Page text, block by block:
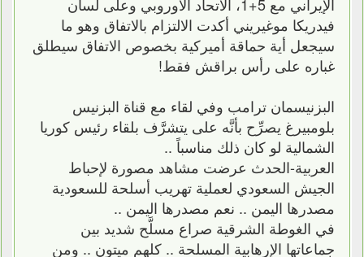
فيدريكا موغيريني أكدت الالتزام بالاتفاق وهو ما
سيجعل أية حماقة أميركية بخصوص الاتفاق سيطلق
غباره على رأس براقش فقط!
البزنيسمان ترامب وفي لقاء مع قناة البزنيس
بلومبيرغ يصرِّح بأنَّه على يتشرَّف بلقاء رئيس كوريا
الشمالية لو كان ذلك مناسباً ..
العربية-الحدث عرضت مشاهد مصورة لإحباط
الجيش السعودي لعملية تهريب أسلحة للسعودية
مصدرها اليمن .. نعم مصدرها اليمن ..
في الغوطة الشرقية صراع مسلَّح شديد بين
جماعاتها الإرهابية المسلحة .. كلهم ميتون .. ومن